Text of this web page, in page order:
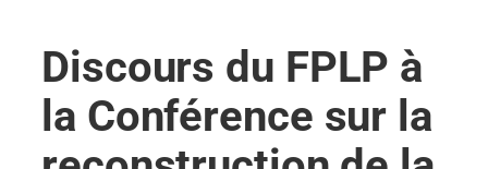
r
Discours du FPLP à
la Conférence sur la